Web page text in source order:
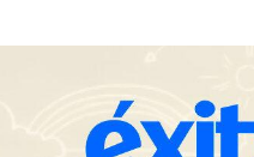
Schaeffler mejora su rentabilidad